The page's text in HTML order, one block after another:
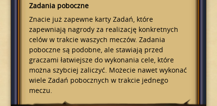
Zadania poboczne
Znacie już zapewne karty Zadań, które
zapewniają nagrody za realizację konkretnych
celów w trakcie waszych meczów. Zadania
poboczne są podobne, ale stawiają przed
graczami łatwiejsze do wykonania cele, które
można szybciej zaliczyć. Możecie nawet wykonać
wiele Zadań pobocznych w trakcie jednego
meczu.